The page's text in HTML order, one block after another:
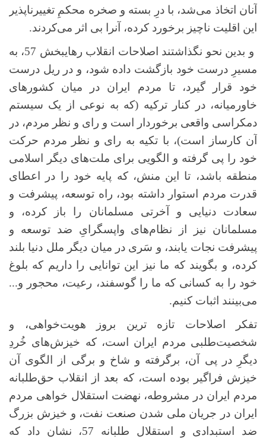
آنان اتخاذ می‌شد، با درِ بسته و صخره محکمِ تغییرناپذیر
این اقلیت ناچیز برخورد کرده، آنرا بی اثر می‌کردند.
و بدین نحو نگذاشتند اصلاحات انقلاب رهایبخش 57، به
مسیرِ درست خود بازگشت داده شود، و در ریل درست
خود قرار گیرد، تا مردم ایران در میان کشورهای
خاورمیانه، در کنار ترکیه (که به نوعی از یک سیستم
دمکراسی واقعی برخوردار است و رای و نظر مردم، در
آن کارساز است)، با تکیه به رای و نظر مردم حرکت
خود را پی گرفته و الگویی برای ملت‌های دیگر اسلامی
منطقه باشد، تا این منش، که پایه خود را در اعطای
قدرت مردم استوار داشته بود، راه توسعه، پیشرفت و
سعادت دنیایی و آخرتی مسلمانان را باز کرده، و
مسلمانان نیز از نظام‌های واپسگرایِ ضد توسعه و
پیشرفت نجات یابند، و سَری در میان دیگر ملل دنیا بلند
کرده، و بگویند که ما نیز این توانایی را داریم که بلوغ
خود را به کسانی که ما را گوسفند، رعیت، محجور و...
می‌بینند اثبات کنیم.
تفکر اصلاحات تازه ترین بروز هویت‌خواهی، و
شخصیت‌طلبی مردم ایران است، که خیزش‌های خُردِ
دیگرِ در پی آن، برگرفته و شاخ و برگی از الگوی آن
خیزش فراگیر بوده است، که بعد از انقلاب حق‌طلبانه
مردم ایران در مشروطه، نهضت استقلال خواهی مردم
ایران در جریان ملی شدن صنعت نفت، و خیزش بزرگ
ضد استبدادی و استقلال طلبانه 57، نشان داد که